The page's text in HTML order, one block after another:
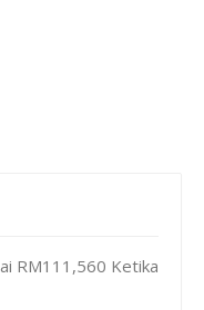
RM111,560 Ketika